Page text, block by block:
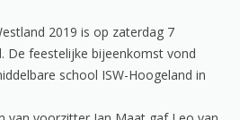
2019 is op zaterdag 7
De feestelijke bijeenkomst vond
school ISW-Hoogeland in